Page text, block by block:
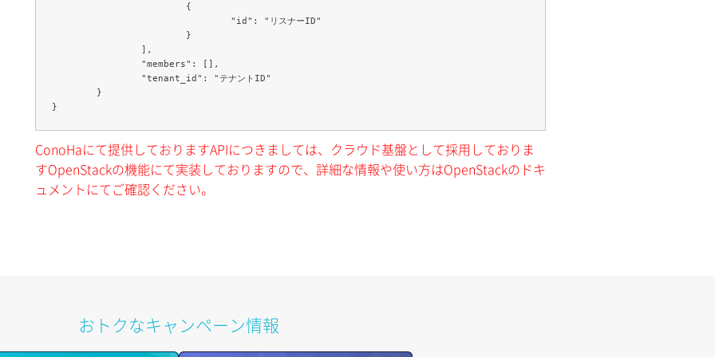
ConoHaにて提供しておりますAPIにつきましては、クラウド基盤として採用しておりま
すOpenStackの機能にて実装しておりますので、詳細な情報や使い方はOpenStackのドキ
ュメントにてご確認ください。
おトクなキャンペーン情報